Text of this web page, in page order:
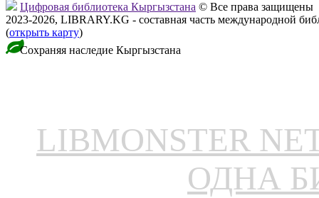
Цифровая библиотека Кыргызстана © Все права защищены
2023-2026, LIBRARY.KG - составная часть международной
(открыть карту)
Сохраняя наследие Кыргызстана
LIBMONSTER
ОДНА